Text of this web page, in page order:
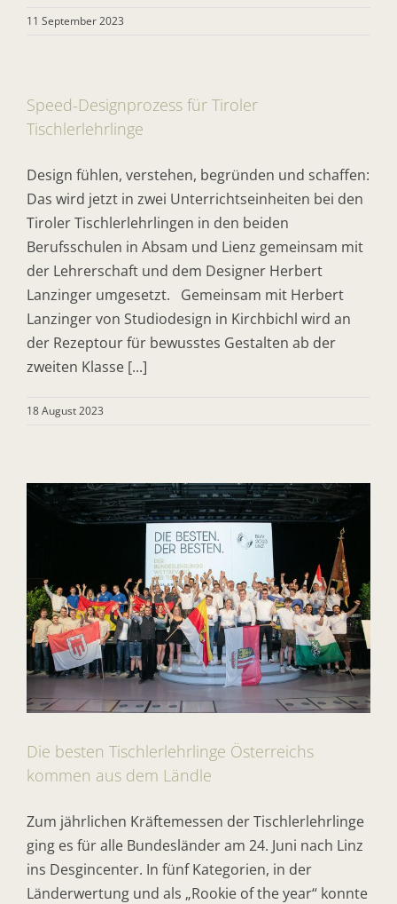
11 September 2023
Speed-Designprozess für Tiroler
Tischlerlehrlinge
Design fühlen, verstehen, begründen und schaffen:
Das wird jetzt in zwei Unterrichtseinheiten bei den
Tiroler Tischlerlehrlingen in den beiden
Berufsschulen in Absam und Lienz gemeinsam mit
der Lehrerschaft und dem Designer Herbert
Lanzinger umgesetzt. Gemeinsam mit Herbert
Lanzinger von Studiodesign in Kirchbichl wird an
der Rezeptour für bewusstes Gestalten ab der
zweiten Klasse [...]
18 August 2023
Die besten Tischlerlehrlinge Österreichs
kommen aus dem Ländle
Zum jährlichen Kräftemessen der Tischlerlehrlinge
ging es für alle Bundesländer am 24. Juni nach Linz
ins Desgincenter. In fünf Kategorien, in der
Länderwertung und als „Rookie of the year“ konnte